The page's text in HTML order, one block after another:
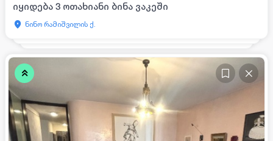
იყიდება 3 ოთახიანი ბინა ვაკეში
ნინო რამიშვილის ქ.